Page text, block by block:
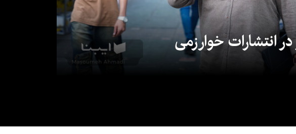
انتشارات خوارزمی